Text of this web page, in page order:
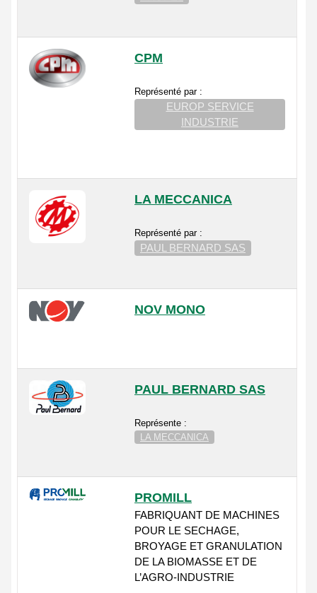
CPM
Représenté par :
EUROP SERVICE
INDUSTRIE
LA MECCANICA
Représenté par :
PAUL BERNARD SAS
NOV MONO
PAUL BERNARD SAS
Représente :
LA MECCANICA
PROMILL
FABRIQUANT DE MACHINES
POUR LE SECHAGE,
BROYAGE ET GRANULATION
DE LA BIOMASSE ET DE
L’AGRO-INDUSTRIE